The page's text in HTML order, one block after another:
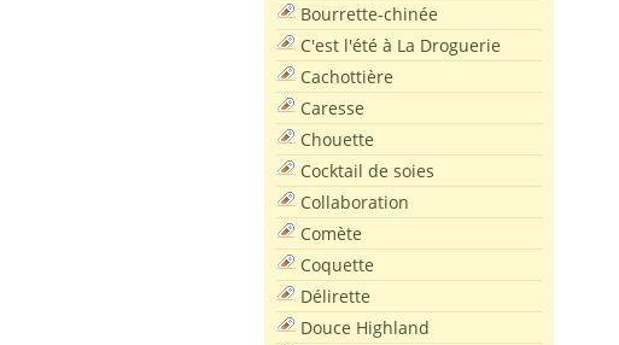
Bourrette-chinée
C'est l'été à La Droguerie
Cachottière
Caresse
Chouette
Cocktail de soies
Collaboration
Comète
Coquette
Délirette
Douce Highland